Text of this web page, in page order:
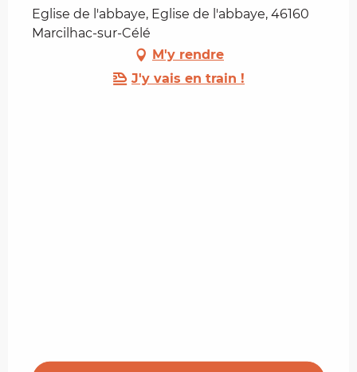
Eglise de l'abbaye, Eglise de l'abbaye, 46160
Marcilhac-sur-Célé
M'y rendre
J'y vais en train !